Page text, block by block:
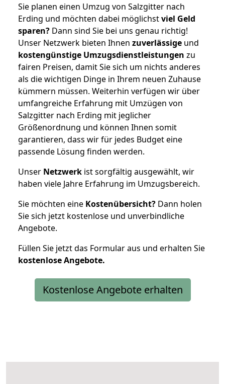
Sie planen einen Umzug von Salzgitter nach
Erding und möchten dabei möglichstviel Geld
sparen? Dann sind Sie bei uns genau richtig!
Unser Netzwerk bieten Ihnen zuverlässige und
kostengünstige Umzugsdienstleistungen zu
fairen Preisen, damit Sie sich um nichts anderes
als die wichtigen Dinge in Ihrem neuen Zuhause
kümmern müssen. Weiterhin verfügen wir über
umfangreiche Erfahrung mit Umzügen von
Salzgitter nach Erding mit jeglicher
Größenordnung und können Ihnen somit
garantieren, dass wir für jedes Budget eine
passende Lösung finden werden.
Unser Netzwerk ist sorgfältig ausgewählt, wir
haben viele Jahre Erfahrung im Umzugsbereich.
Sie möchten eine Kostenübersicht? Dann holen
Sie sich jetzt kostenlose und unverbindliche
Angebote.
Füllen Sie jetzt das Formular aus und erhalten Sie
kostenloseAngebote.
Kostenlose Angebote erhalten